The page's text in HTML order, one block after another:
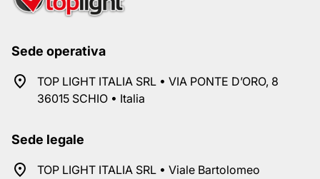
Sede operativa
TOP LIGHT ITALIA SRL • VIA PONTE D’ORO, 8
36015 SCHIO • Italia
Sede legale
TOP LIGHT ITALIA SRL • Viale Bartolomeo